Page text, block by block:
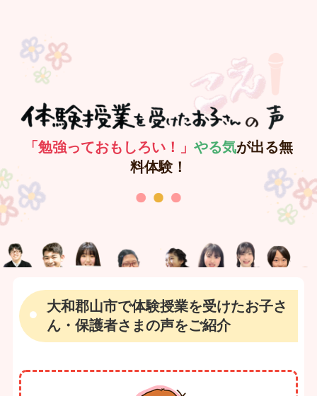
「勉強っておもしろい！」 やる気が出る無
料体験！
大和郡山市で体験授業を受けたお子さ
ん・保護者さまの声をご紹介